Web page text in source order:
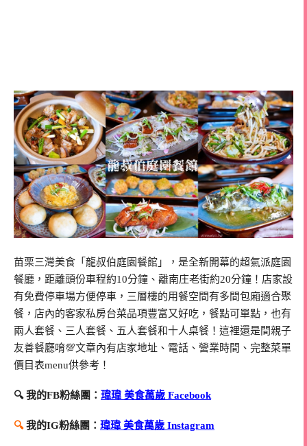
苗栗三灣美食「龍叔伯庭園餐館」，是全新開幕的超氣派庭園
餐廳，距離頭份車程約10分鐘、離南庄老街約20分鐘！店家設
有免費停車場方便停車，三層樓的用餐空間有多間包廂適合聚
餐，店內的客家私房台菜品項豐富又好吃，餐點可單點，也有
兩人套餐、三人套餐、五人套餐和十人桌餐！這裡還是間親子
友善餐廳唷💯文章內有店家地址、電話、營業時間、完整菜單
價目表menu供參考！
🔍 我的FB粉絲團： 瑋瑋 美食萬歲 Facebook
🔍我的IG粉絲團： 瑋瑋 美食萬歲 Instagram